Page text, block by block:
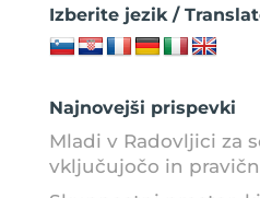
Izberite jezik /
Najnovejši prispevki
Mladi v Radovljici za
vključujočo in